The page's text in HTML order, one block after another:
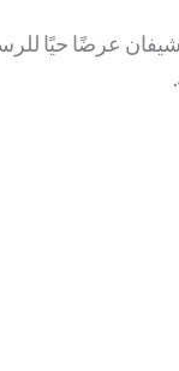
عرضًا حيًا